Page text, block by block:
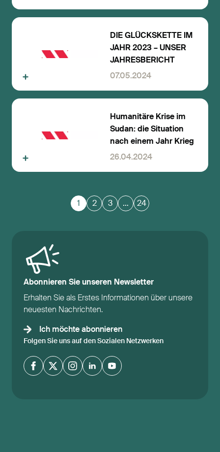
DIE GLÜCKSKETTE IM
JAHR 2023 – UNSER
JAHRESBERICHT
07.05.2024
Humanitäre Krise im
Sudan: die Situation
nach einem Jahr Krieg
26.04.2024
1 2 3 … 24
Abonnieren Sie unseren Newsletter
Erhalten Sie als Erstes Informationen über unsere
neuesten Nachrichten.
Ich möchte abonnieren
Folgen Sie uns auf den Sozialen Netzwerken